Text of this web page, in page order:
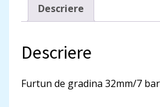
Descriere
Descriere
Furtun de gradina 32mm/7